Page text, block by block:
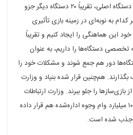
وی ادامه داد: غیر از چهار دستگاه اصلی، تقریباً ۲۰ دستگاه دیگر جزو
به نوبه‌ای در زمینه بازی تأثیری
این هماهنگی را ایجاد کنیم و تقریباً
تخصصی دستگاه‌ها را داریم، به عنوان
دور هم جمع شوند و مشکلات خود را
هم‌چنین قرار شده بنیاد و وزارت
را جلو ببرند. وزارت ارتباطات
غیر از امکانات زیرساختی، ۱۰ میلیارد وام وجوه اداره‌شده هم قرار داده